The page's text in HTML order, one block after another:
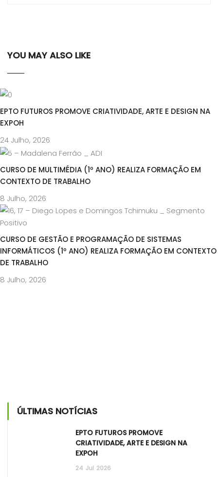
YOU MAY ALSO LIKE
EPTO FUTUROS PROMOVE CRIATIVIDADE, ARTE E DESIGN NA
EXPOH
24 Julho, 2026
CURSO DE MULTIMÉDIA (1º ANO) REALIZA FORMAÇÃO EM
CONTEXTO DE TRABALHO
8 Julho, 2026
CURSO DE GESTÃO E PROGRAMAÇÃO DE SISTEMAS
INFORMÁTICOS (1º ANO) REALIZA FORMAÇÃO EM CONTEXTO
DE TRABALHO
8 Julho, 2026
ÚLTIMAS NOTÍCIAS
EPTO FUTUROS PROMOVE
CRIATIVIDADE, ARTE E DESIGN NA
EXPOH
24 Jul 2026